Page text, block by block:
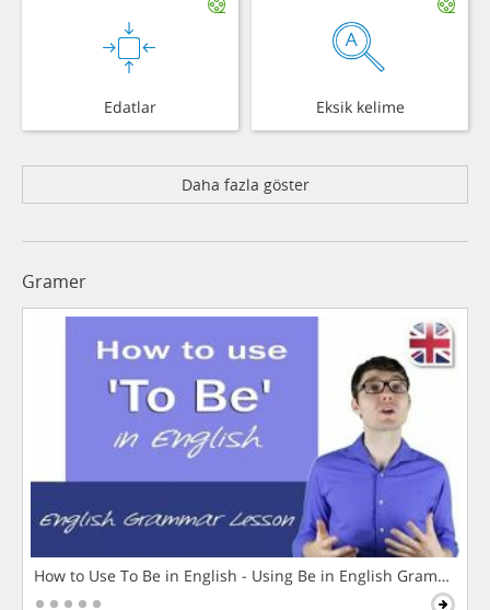
Edatlar Eksik kelime
Daha fazla göster
Gramer
How to Use To Be in English - Using Be in English Grammar